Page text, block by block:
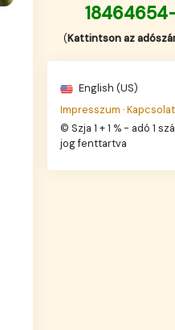
(Kattintson az
English (US)
Impresszum ·Kapcsolat
© Szja 1 + 1 % - adó 1
jog fenttartva